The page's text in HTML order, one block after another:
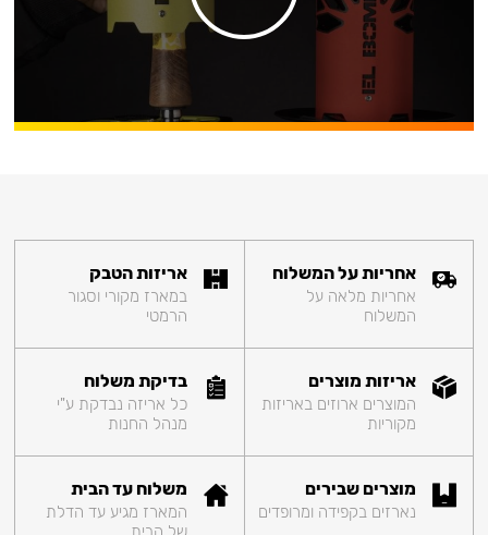
אחריות על המשלוח
אחריות מלאה על
המשלוח
אריזות הטבק
במארז מקורי וסגור
הרמטי
אריזות מוצרים
המוצרים ארוזים באריזות
מקוריות
בדיקת משלוח
כל אריזה נבדקת ע"י
מנהל החנות
מוצרים שבירים
נארזים בקפידה ומרופדים
משלוח עד הבית
המארז מגיע עד הדלת